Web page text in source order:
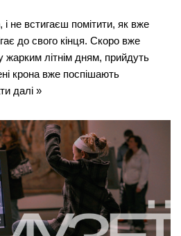
не встигаєш помітити, як вже
до свого кінця. Скоро вже
жарким літнім дням, прийдуть
крона вже поспішають
далі »